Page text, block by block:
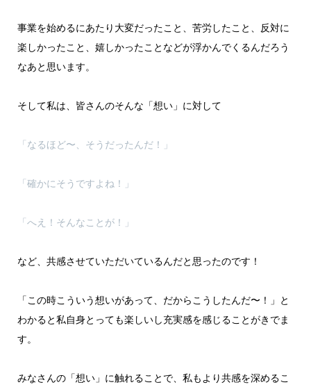
事業を始めるにあたり大変だったこと、苦労したこと、反対に
楽しかったこと、嬉しかったことなどが浮かんでくるんだろう
なあと思います。
そして私は、皆さんのそんな「想い」に対して
「なるほど〜、そうだったんだ！」
「確かにそうですよね！」
「へえ！そんなことが！」
など、共感させていただいているんだと思ったのです！
「この時こういう想いがあって、だからこうしたんだ〜！」と
わかると私自身とっても楽しいし充実感を感じることがきでま
す。
みなさんの「想い」に触れることで、私もより共感を深めるこ